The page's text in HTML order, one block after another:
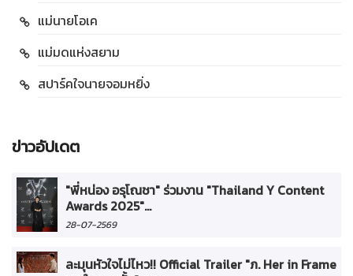
แม่นายโอเค
แม่มดแห่งสยาม
สปาร์คใจนายจอมหยิ่ง
ข่าวอัปเดต
"พี่หน่อง อรุโณชา" ร่วมงาน "Thailand Y Content
Awards 2025"...
28-07-2569
ละมุนหัวใจไม่ไหว!! Official Trailer "ภ. Her in Frame